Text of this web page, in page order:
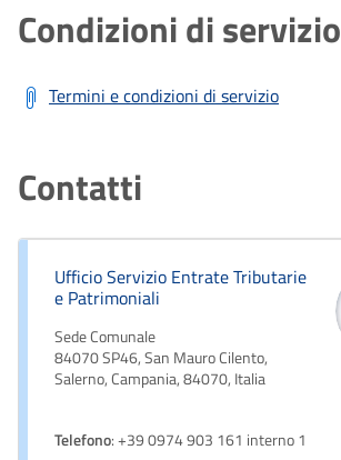
Condizioni di servizio
Termini e condizioni di servizio
Contatti
Ufficio Servizio Entrate Tributarie
e Patrimoniali
Sede Comunale
84070 SP46, San Mauro Cilento,
Salerno, Campania, 84070, Italia
Telefono: +39 0974 903 161 interno 1